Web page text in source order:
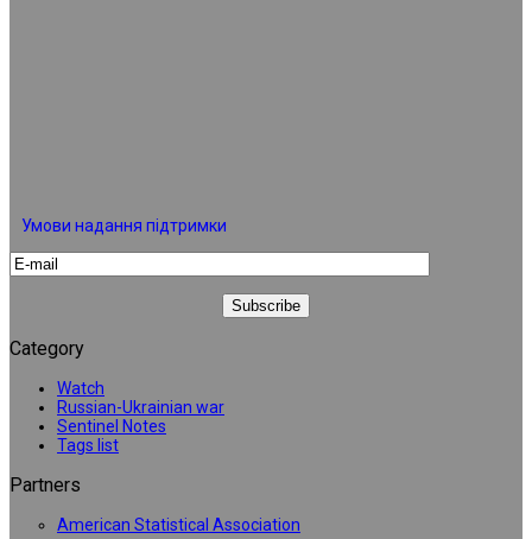
Умови надання підтримки
Category
Watch
Russian-Ukrainian war
Sentinel Notes
Tags list
Partners
American Statistical Association